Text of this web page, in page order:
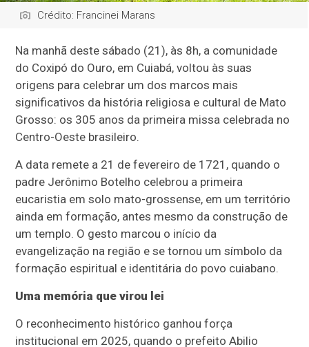
Crédito: Francinei Marans
Na manhã deste sábado (21), às 8h, a comunidade
do Coxipó do Ouro, em Cuiabá, voltou às suas
origens para celebrar um dos marcos mais
significativos da história religiosa e cultural de Mato
Grosso: os 305 anos da primeira missa celebrada no
Centro-Oeste brasileiro.
A data remete a 21 de fevereiro de 1721, quando o
padre Jerônimo Botelho celebrou a primeira
eucaristia em solo mato-grossense, em um território
ainda em formação, antes mesmo da construção de
um templo. O gesto marcou o início da
evangelização na região e se tornou um símbolo da
formação espiritual e identitária do povo cuiabano.
Uma memória que virou lei
O reconhecimento histórico ganhou força
institucional em 2025, quando o prefeito Abilio